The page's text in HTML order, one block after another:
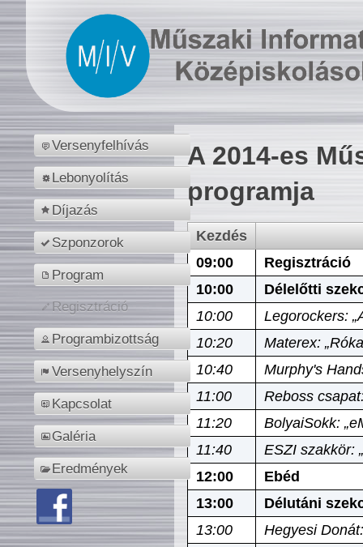
Versenyfelhívás
Lebonyolítás
Díjazás
Szponzorok
Program
Regisztráció
Programbizottság
Versenyhelyszín
Kapcsolat
Galéria
Eredmények
A 2014-es
programja
Kezdés
09:00
Regisztráció
10:00
Délelőtti
10:00
Legorockers:
10:20
Materex:
10:40
Murphy's
11:00
Reboss
11:20
BolyaiSokk:
11:40
ESZI szakkör:
12:00
Ebéd
13:00
Délutáni
13:00
Hegyesi